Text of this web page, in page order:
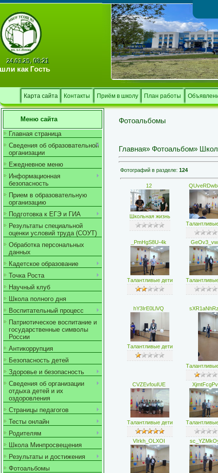
24.03.25, 08:21
как Гость
Карта сайта Контакты Приём в школу План работы
Меню сайта
Главная страница
Сведения об образовательной
организации
Ежедневное меню
Информационная
безопасность
Прием в образовательную
организацию
Подготовка к ЕГЭ и ГИА
Результаты специальной
оценки условий труда (СОУТ)
Обработка персональных
данных
Кадетское образование
Точка Роста
Научный клуб
Школа полного дня
Воспитательный процесс
Патриотическое воспитание и
государственные символы
России
Антикоррупция
Безопасность детей
Здоровье и безопасность
Сведения об организации
отдыха детей и их
оздоровления
Страницы педагогов
Тесты онлайн
Родителям
Школа Минпросвещения
Результаты и достижения
Фотоальбомы
Фотоальбомы
Главная» Фотоальбом»
Фотографий в разделе: 124
12
Школьная жизнь
_PmHgS8U-4k
Талантливые дети
hY3IrE0LlVQ
Талантливые дети
CVZEvfouIUE
Талантливые дети
VIrkh_OLXOI